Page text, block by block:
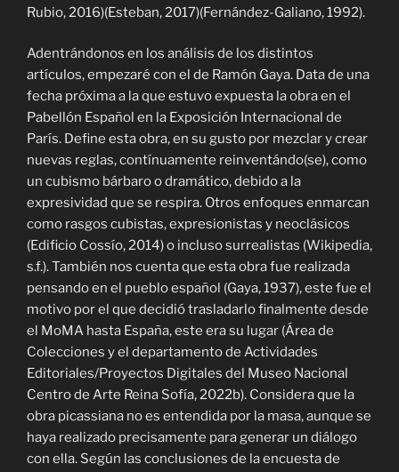
Rubio, 2016)(Esteban, 2017)(Fernández-Galiano, 1992).
Adentrándonos en los análisis de los distintos
artículos, empezaré con el de Ramón Gaya. Data de una
fecha próxima a la que estuvo expuesta la obra en el
Pabellón Español en la Exposición Internacional de
París. Define esta obra, en su gusto por mezclar y crear
nuevas reglas, contínuamente reinventándo(se), como
un cubismo bárbaro o dramático, debido a la
expresividad que se respira. Otros enfoques enmarcan
como rasgos cubistas, expresionistas y neoclásicos
(Edificio Cossío, 2014) o incluso surrealistas (Wikipedia,
s.f.). También nos cuenta que esta obra fue realizada
pensando en el pueblo español (Gaya, 1937), este fue el
motivo por el que decidió trasladarlo finalmente desde
el MoMA hasta España, este era su lugar (Área de
Colecciones y el departamento de Actividades
Editoriales/Proyectos Digitales del Museo Nacional
Centro de Arte Reina Sofía, 2022b). Considera que la
obra picassiana no es entendida por la masa, aunque se
haya realizado precisamente para generar un diálogo
con ella. Según las conclusiones de la encuesta de